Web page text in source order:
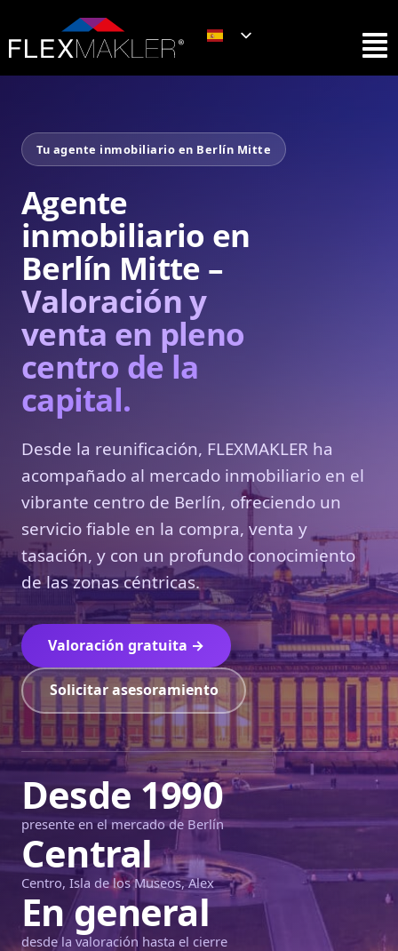
Tu agente inmobiliario en Berlín Mitte
Agente
inmobiliario en
Berlín Mitte –
Valoración y
venta en pleno
centro de la
capital.
Desde la reunificación, FLEXMAKLER ha
acompañado al mercado inmobiliario en el
vibrante centro de Berlín, ofreciendo un
servicio fiable en la compra, venta y
tasación, y con un profundo conocimiento
de las zonas céntricas.
Valoración gratuita →
Solicitar asesoramiento
Desde 1990
presente en el mercado de Berlín
Central
Centro, Isla de los Museos, Alex
En general
desde la valoración hasta el cierre